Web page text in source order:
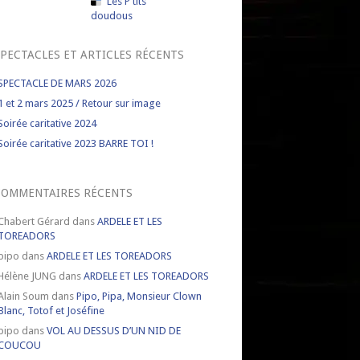
doudous
ET ARTICLES RÉCENTS
DE MARS 2026
et 2 mars 2025 / Retour sur image
caritative 2024
caritative 2023 BARRE TOI !
RÉCENTS
Gérard dansARDELE ET LES
dansARDELE ET LES TOREADORS
JUNG dansARDELE ET LES TOREADORS
Soum dansPipo, Pipa, Monsieur Clown
Totof et Joséfine
dansVOL AU DESSUS D’UN NID DE